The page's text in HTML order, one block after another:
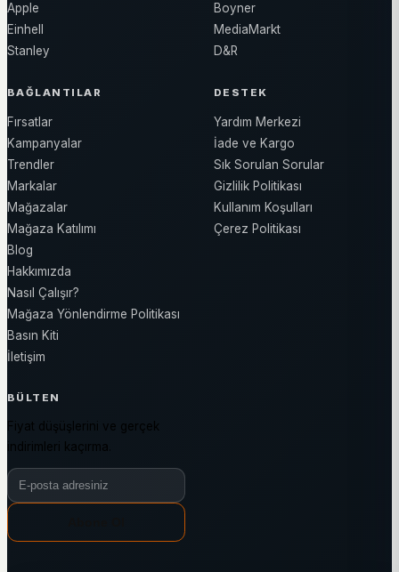
Apple
Einhell
Stanley
Boyner
MediaMarkt
D&R
BAĞLANTILAR
Fırsatlar
Kampanyalar
Trendler
Markalar
Mağazalar
Mağaza Katılımı
Blog
Hakkımızda
Nasıl Çalışır?
Mağaza Yönlendirme Politikası
Basın Kiti
İletişim
DESTEK
Yardım Merkezi
İade ve Kargo
Sık Sorulan Sorular
Gizlilik Politikası
Kullanım Koşulları
Çerez Politikası
BÜLTEN
Fiyat düşüşlerini ve gerçek
indirimleri kaçırma.
Bülten e-posta adresiniz